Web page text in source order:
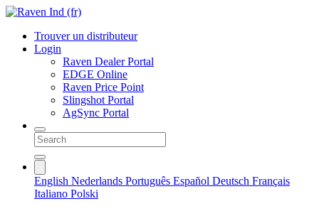
Trouver un distributeur
Login
Raven Dealer Portal
EDGE Online
Raven Price Point
Slingshot Portal
AgSync Portal
English Nederlands Português Español Deutsch Français
Italiano Polski